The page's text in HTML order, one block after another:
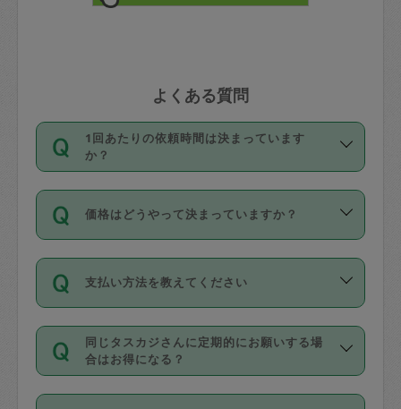
よくある質問
1回あたりの依頼時間は決まっています
か？
依頼1回につき3時間固定です。3時間を
超えて依頼したい場合は、延長機能をご
利用ください。機能をご利用いただくに
の上事前申請することが必要です。な
お、3時間を下回っても、値引き等はござ
いません。
価格はどうやって決まっていますか？
11種類の価格帯の中からタスカジさん自
身が価格を選んで設定しています。
タスカジさんの価格設定には最初は制限
があり、レビュー件数、レビューの平均
値、などで除々に設定可能な最高額が上
がっていく仕組みになっています。
支払い方法を教えてください
お支払方法はクレジットカード（Visa／
Master／JCB／AMERICAN EXPRESS／
Diners Club）のみとなります。
同じタスカジさんに定期的にお願いする場
合はお得になる？
依頼には「スポット」と「定期（毎週｜